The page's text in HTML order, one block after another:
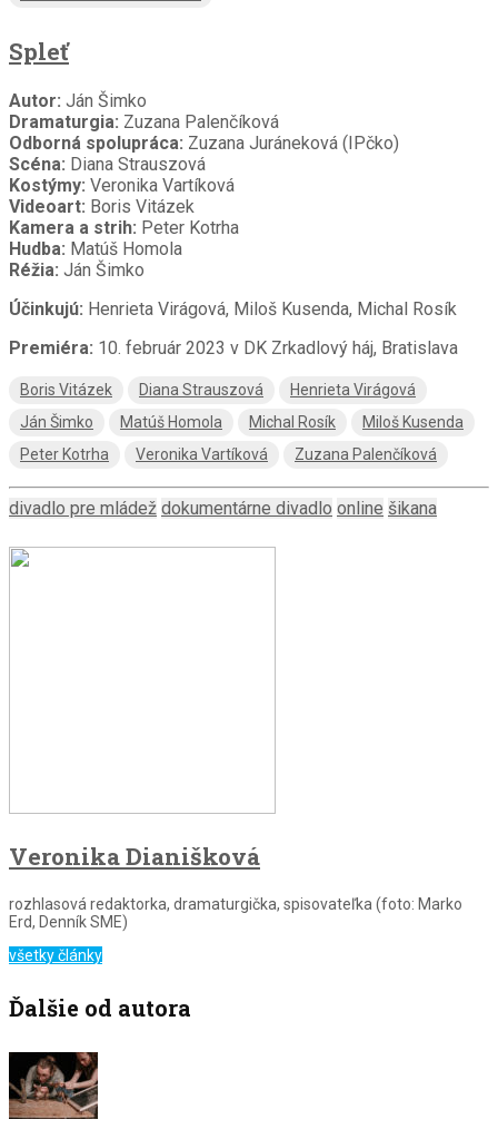
Spleť
Autor: Ján Šimko
Dramaturgia: Zuzana Palenčíková
Odborná spolupráca: Zuzana Juráneková (IPčko)
Scéna: Diana Strauszová
Kostýmy: Veronika Vartíková
Videoart: Boris Vitázek
Kamera a strih: Peter Kotrha
Hudba: Matúš Homola
Réžia: Ján Šimko
Účinkujú: Henrieta Virágová, Miloš Kusenda, Michal Rosík
Premiéra: 10. február 2023 v DK Zrkadlový háj, Bratislava
Boris Vitázek Diana Strauszová
Henrieta Virágová
Ján Šimko
Matúš Homola Michal Rosík
Miloš Kusenda
Peter Kotrha
Veronika Vartíková Zuzana Palenčíková
divadlo pre mládež dokumentárne divadlo online šikana
Veronika Dianišková
rozhlasová redaktorka, dramaturgička, spisovateľka (foto: Marko
Erd, Denník SME)
všetky články
Ďalšie od autora